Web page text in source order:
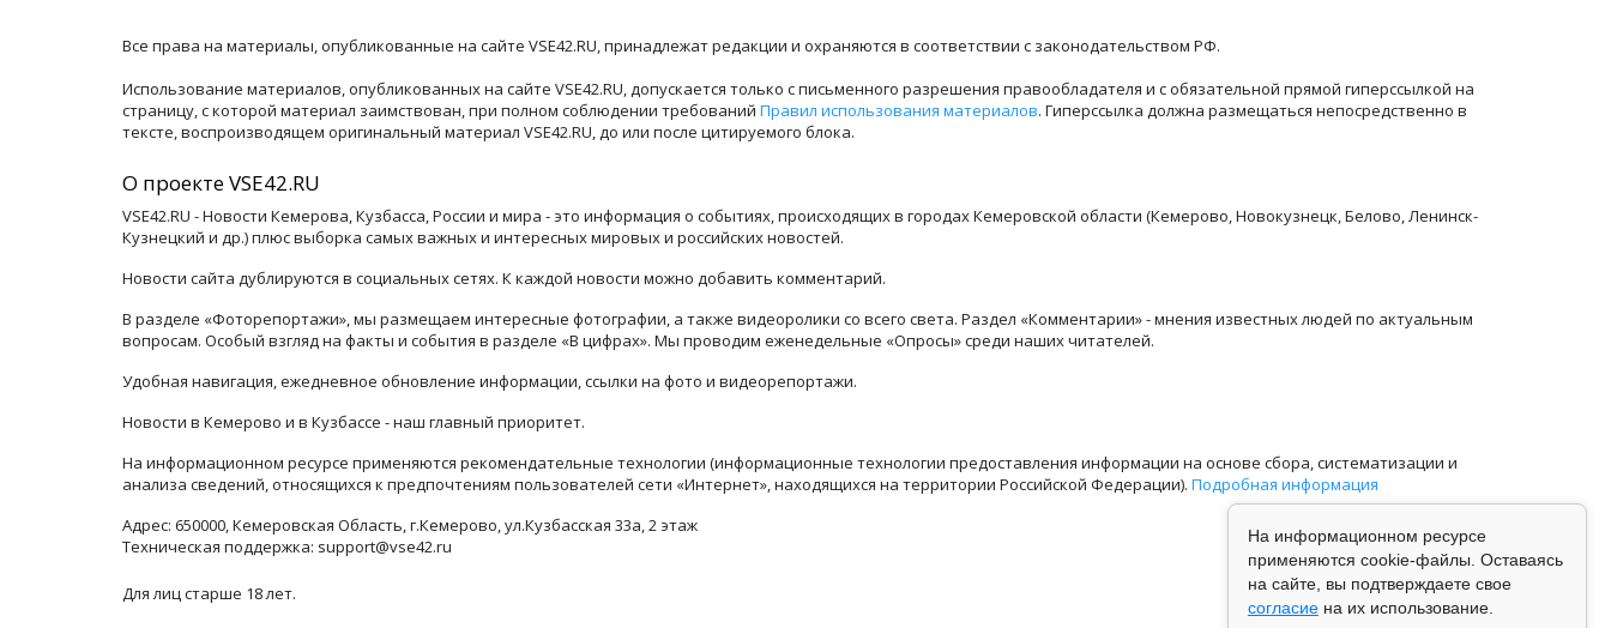
Все права на материалы, опубликованные на сайте VSE42.RU, принадлежат редакции и охраняются в соответствии с законодательством РФ.
Использование материалов, опубликованных на сайте VSE42.RU, допускается только с письменного разрешения правообладателя и с обязательной прямой гиперссылкой на
страницу, с которой материал заимствован, при полном соблюдении требований Правил использования материалов. Гиперссылка должна размещаться непосредственно в
тексте, воспроизводящем оригинальный материал VSE42.RU, до или после цитируемого блока.
О проекте VSE42.RU
VSE42.RU - Новости Кемерова, Кузбасса, России и мира - это информация о событиях, происходящих в городах Кемеровской области (Кемерово, Новокузнецк, Белово, Ленинск-
Кузнецкий и др.) плюс выборка самых важных и интересных мировых и российских новостей.
Новости сайта дублируются в социальных сетях. К каждой новости можно добавить комментарий.
В разделе «Фоторепортажи», мы размещаем интересные фотографии, а также видеоролики со всего света. Раздел «Комментарии» - мнения известных людей по актуальным
вопросам. Особый взгляд на факты и события в разделе «В цифрах». Мы проводим еженедельные «Опросы» среди наших читателей.
Удобная навигация, ежедневное обновление информации, ссылки на фото и видеорепортажи.
Новости в Кемерово и в Кузбассе - наш главный приоритет.
На информационном ресурсе применяются рекомендательные технологии (информационные технологии предоставления информации на основе сбора, систематизации и
анализа сведений, относящихся к предпочтениям пользователей сети «Интернет», находящихся на территории Российской Федерации). Подробная информация
Адрес: 650000, Кемеровская Область, г.Кемерово, ул.Кузбасская 33а, 2 этаж
Техническая поддержка: support@vse42.ru
Для лиц старше 18 лет.
На информационном ресурсе
применяются cookie-файлы. Оставаясь
на сайте, вы подтверждаете свое
согласие на их использование.